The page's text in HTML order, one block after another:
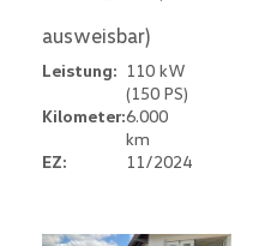
ausweisbar)
Leistung: 110 kW
(150 PS)
Kilometer:6.000
km
EZ:
11/2024